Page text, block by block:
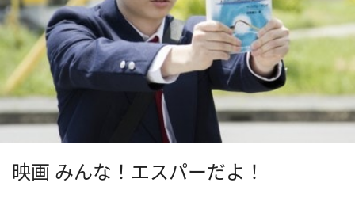
映画 みんな！エスパーだよ！